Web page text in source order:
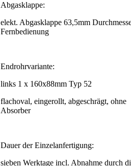
Abgasklappe:
elekt. Abgasklappe 63,5mm
Fernbedienung
Endrohrvariante:
links 1 x 160x88mm Typ 52
flachoval, eingerollt, abgeschrägt, ohne
Absorber
Dauer der Einzelanfertigung:
sieben Werktage incl. Abnahme durch